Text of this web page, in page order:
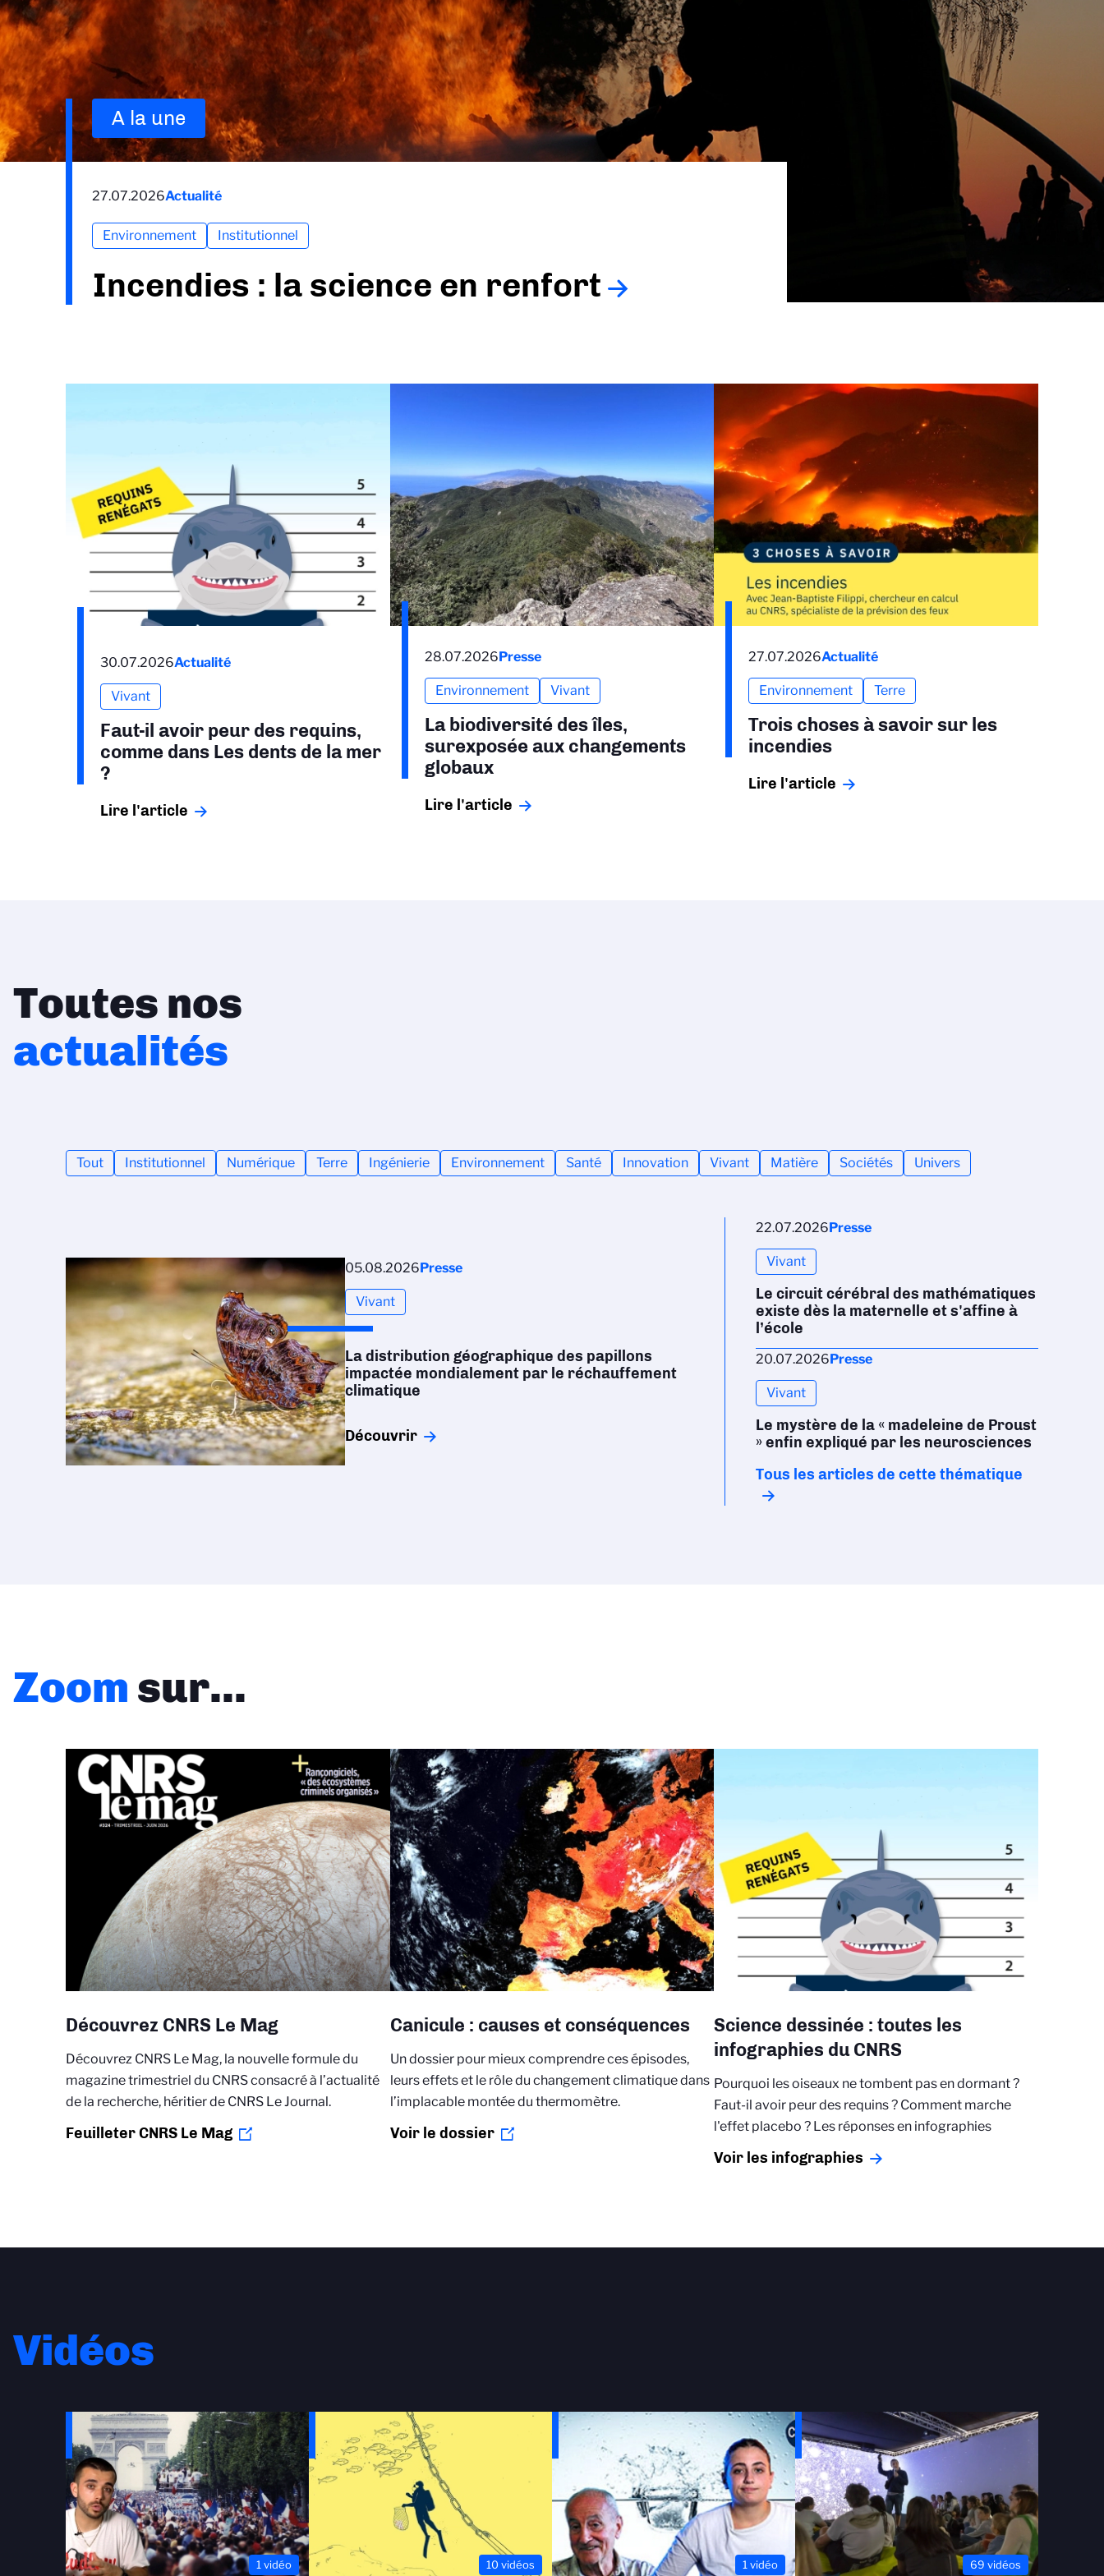
A la une
27.07.2026Actualité
Environnement Institutionnel
Incendies : la science en renfort
30.07.2026Actualité
Vivant
Faut-il avoir peur des requins,
comme dans Les dents de la mer
?
Lire l'article
28.07.2026Presse
Environnement Vivant
La biodiversité des îles,
surexposée aux changements
globaux
Lire l'article
27.07.2026Actualité
Environnement Terre
Trois choses à savoir sur les
incendies
Lire l'article
Toutes nos
actualités
Tout Institutionnel Numérique Terre Ingénierie Environnement Santé Innovation Vivant Matière Sociétés Univers
05.08.2026Presse
Vivant
La distribution géographique des papillons
impactée mondialement par le réchauffement
climatique
Découvrir
22.07.2026Presse
Vivant
Le circuit cérébral des mathématiques
existe dès la maternelle et s'affine à
l’école
20.07.2026Presse
Vivant
Le mystère de la « madeleine de Proust
» enfin expliqué par les neurosciences
Tous les articles de cette thématique
Zoom sur...
Découvrez CNRS Le Mag
Découvrez CNRS Le Mag, la nouvelle formule du
magazine trimestriel du CNRS consacré à l’actualité
de la recherche, héritier de CNRS Le Journal.
Feuilleter CNRS Le Mag
Canicule : causes et conséquences
Un dossier pour mieux comprendre ces épisodes,
leurs effets et le rôle du changement climatique dans
l’implacable montée du thermomètre.
Voir le dossier
Science dessinée : toutes les
infographies du CNRS
Pourquoi les oiseaux ne tombent pas en dormant ?
Faut-il avoir peur des requins ? Comment marche
l'effet placebo ? Les réponses en infographies
Voir les infographies
Vidéos
1 vidéo 10 vidéos 1 vidéo 69 vidéos